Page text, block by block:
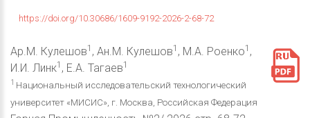
https://doi.org/10.30686/1609-9192-2026-2-68-72
Ар.М. Кулешов1 , Ан.М. Кулешов1 , М.А. Роенко1 ,
И.И. Линк1 , Е.А. Тагаев1
1 Национальный исследовательский технологический
университет «МИСИС», г. Москва, Российская Федерация